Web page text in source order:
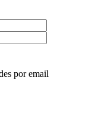
por email